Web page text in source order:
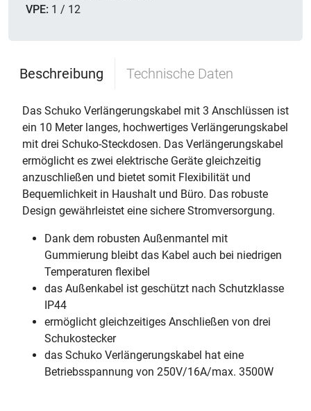
VPE: 1 / 12
Beschreibung Technische Daten
Das Schuko Verlängerungskabel mit 3 Anschlüssen ist
ein 10 Meter langes, hochwertiges Verlängerungskabel
mit drei Schuko-Steckdosen. Das Verlängerungskabel
ermöglicht es zwei elektrische Geräte gleichzeitig
anzuschließen und bietet somit Flexibilität und
Bequemlichkeit in Haushalt und Büro. Das robuste
Design gewährleistet eine sichere Stromversorgung.
Dank dem robusten Außenmantel mit
Gummierung bleibt das Kabel auch bei niedrigen
Temperaturen flexibel
das Außenkabel ist geschützt nach Schutzklasse
IP44
ermöglicht gleichzeitiges Anschließen von drei
Schukostecker
das Schuko Verlängerungskabel hat eine
Betriebsspannung von 250V/16A/max. 3500W